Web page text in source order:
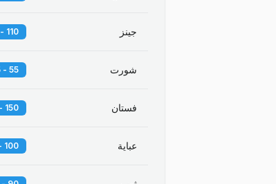
جينز 110 - 150 EGP
شورت 55 - 75 EGP
فستان 150 - 220 EGP
عباية 100 - 160 EGP